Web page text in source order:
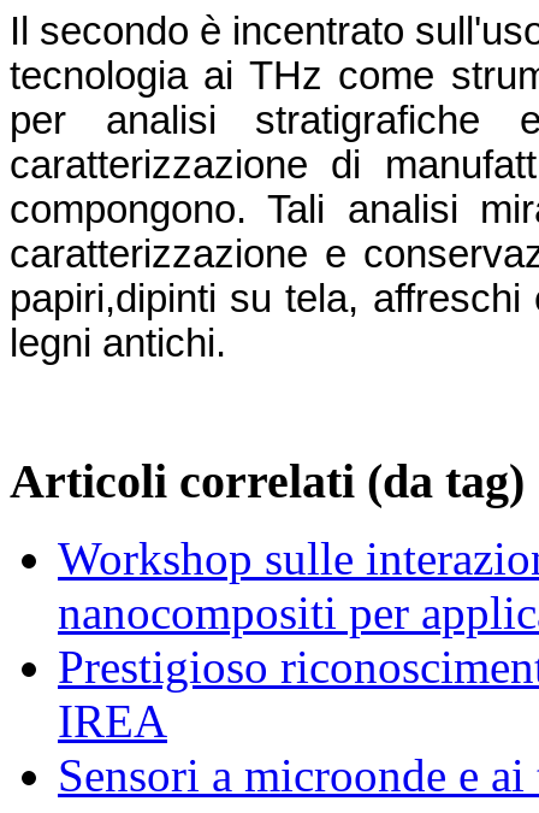
Il secondo è incentrato
tecnologia ai THz come
per analisi stratigrafiche
caratterizzazione di
compongono. Tali analisi
caratterizzazione e
papiri,dipinti su tela,
legni antichi.
Articoli correlati (da tag)
Workshop sulle
nanocompositi per
Prestigioso
IREA
Sensori a microonde e ai